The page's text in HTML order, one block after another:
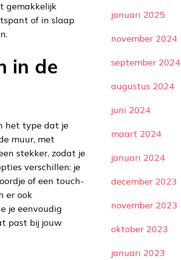
gemakkelijk
of in slaap
in de
het type dat je
muur, met
stekker, zodat je
verschillen: je
of een touch-
er ook
je eenvoudig
past bij jouw
januari 2025
november 2024
september 2024
augustus 2024
juni 2024
maart 2024
januari 2024
december 2023
november 2023
oktober 2023
januari 2023